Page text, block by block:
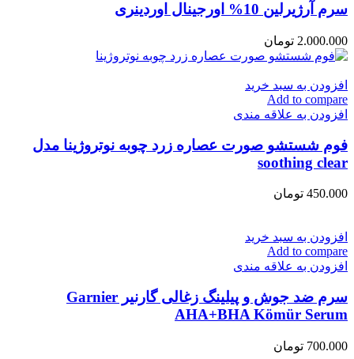
سرم آرژیرلین 10% اورجینال اوردینری
2.000.000 تومان
افزودن به سبد خرید
Add to compare
افزودن به علاقه مندی
فوم شستشو صورت عصاره زرد چوبه نوتروژینا مدل
soothing clear
450.000 تومان
افزودن به سبد خرید
Add to compare
افزودن به علاقه مندی
سرم ضد جوش و پیلینگ زغالی گارنیر Garnier
AHA+BHA Kömür Serum
700.000 تومان